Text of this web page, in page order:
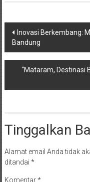
Navigasi
pos
Inovasi Berkembang:
Bandung
“Mataram, Destinasi
Tinggalkan
Alamat email Anda tidak
ditandai *
Komentar*